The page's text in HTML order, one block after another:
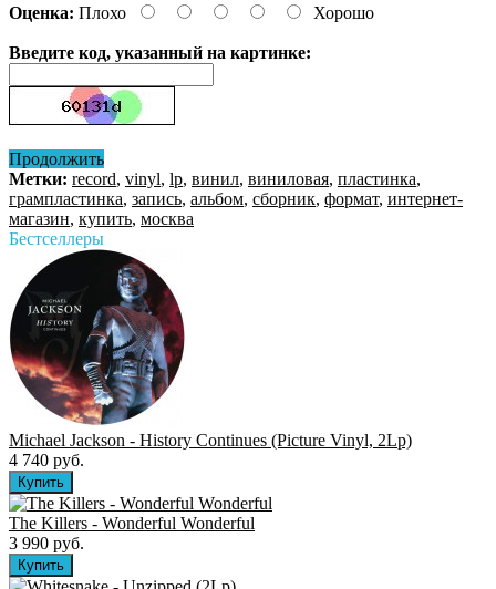
Оценка: Плохо Хорошо
Введите код, указанный на картинке:
Продолжить
Метки: record, vinyl, lp, винил, виниловая, пластинка,
грампластинка, запись, альбом, сборник, формат, интернет-
магазин, купить, москва
Бестселлеры
Michael Jackson - History Continues (Picture Vinyl, 2Lp)
4 740 руб.
The Killers ‎- Wonderful Wonderful
3 990 руб.